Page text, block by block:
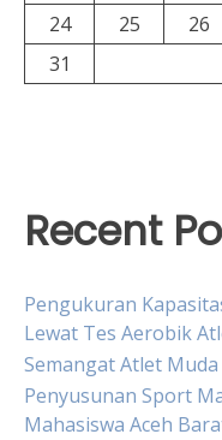
24
25 26
31
Recent
Pengukuran
Lewat Tes Aerobik
Semangat Atlet
Penyusunan Sport
Mahasiswa Aceh